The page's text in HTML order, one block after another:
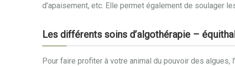
d’apaisement, etc. Elle permet également de soulager
Les différents soins d’algothérapie –
Pour faire profiter à votre animal du pouvoir des